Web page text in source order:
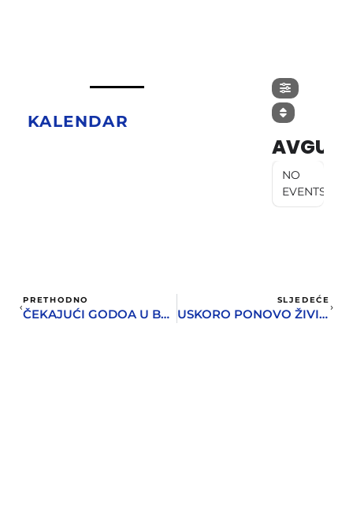
KALENDAR
AVGUST
NO
EVENTS
PRETHODNO
ČEKAJUĆI GODOA U BEPU BENKOVIĆU
SLJEDEĆE
USKORO PONOVO ŽIVI NASTUPI